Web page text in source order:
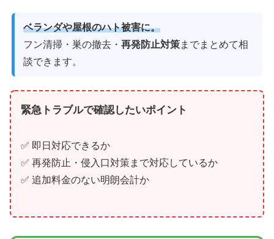
ベランダや屋根のハト被害に。
フン清掃・巣の撤去・再発防止対策までまとめて相
談できます。
緊急トラブルで確認したいポイント
✅ 即日対応できるか
✅ 再発防止・侵入口対策まで対応しているか
✅ 追加料金のない明朗会計か